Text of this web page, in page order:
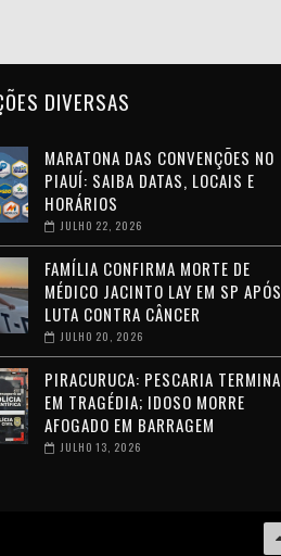
DIVERSAS
MARATONA DAS CONVENÇÕES NO
PIAUÍ: SAIBA DATAS, LOCAIS E
HORÁRIOS
JULHO 22, 2026
FAMÍLIA CONFIRMA MORTE DE
MÉDICO JACINTO LAY EM SP APÓS
LUTA CONTRA CÂNCER
JULHO 20, 2026
PIRACURUCA: PESCARIA TERMINA
EM TRAGÉDIA; IDOSO MORRE
AFOGADO EM BARRAGEM
JULHO 13, 2026